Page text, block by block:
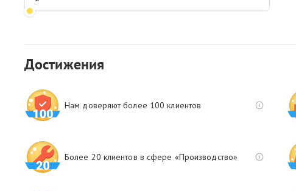
Достижения
Нам доверяют более 100 клиентов
Более 20 клиентов в сфере «Производство»